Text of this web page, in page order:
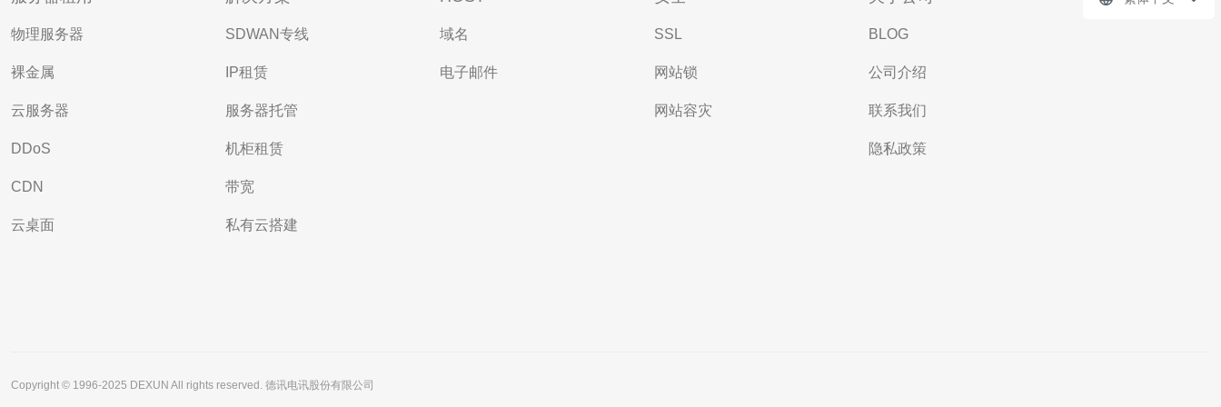
物理服务器
裸金属
云服务器
DDoS
CDN
云桌面
SDWAN专线
IP租赁
服务器托管
机柜租赁
带宽
私有云搭建
域名
电子邮件
SSL
网站锁
网站容灾
BLOG
公司介绍
联系我们
隐私政策
Copyright © 1996-2025 DEXUN All rights reserved. 德讯电讯股份有限公司